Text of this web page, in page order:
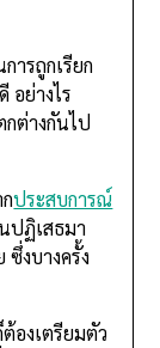
ารถูกเรียก
อย่างไร
ต่างกันไป
ประสบการณ์
ปฏิเสธมา
งบางครั้ง
องเตรียมตัว